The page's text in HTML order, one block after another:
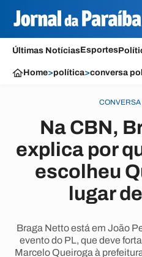
Últimas NotíciasEsportes
Home>política>conversa
CONVERSA
Na CBN,
explica por
escolheu
lugar
Braga Netto está em João
evento do PL, que deve
Marcelo Queiroga à